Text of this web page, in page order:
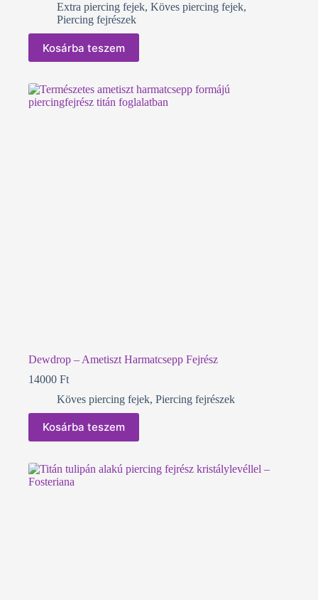
Extra piercing fejek, Köves piercing fejek,
Piercing fejrészek
Kosárba teszem
Dewdrop – Ametiszt Harmatcsepp Fejrész
14000 Ft
Köves piercing fejek, Piercing fejrészek
Kosárba teszem